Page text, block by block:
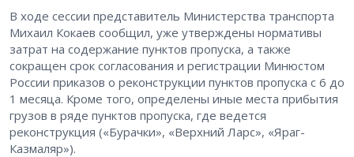
В ходе сессии представитель Министерства транспорта
Михаил Кокаев сообщил, уже утверждены нормативы
затрат на содержание пунктов пропуска, а также
сокращен срок согласования и регистрации Минюстом
России приказов о реконструкции пунктов пропуска с 6 до
1 месяца. Кроме того, определены иные места прибытия
грузов в ряде пунктов пропуска, где ведется
реконструкция («Бурачки», «Верхний Ларс», «Яраг-
Казмаляр»).